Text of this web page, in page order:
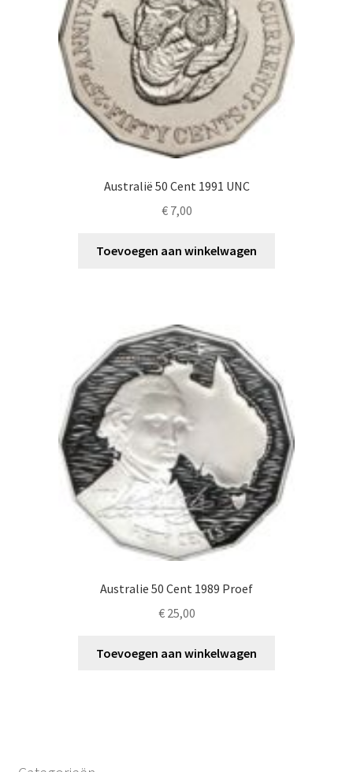
Australië 50 Cent 1991 UNC
€7,00
Toevoegen aan winkelwagen
Australie 50 Cent 1989 Proef
€25,00
Toevoegen aan winkelwagen